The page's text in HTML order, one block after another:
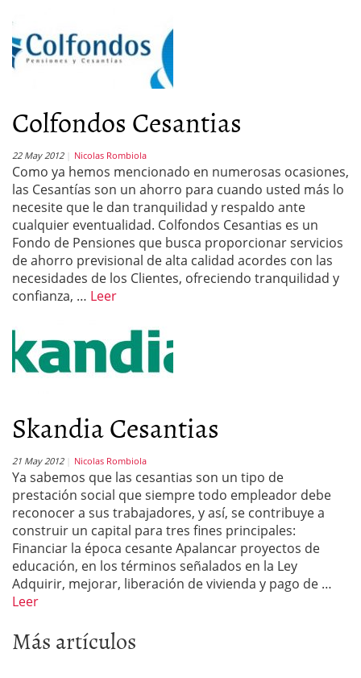
Colfondos Cesantias
22 May 2012 Nicolas Rombiola
Como ya hemos mencionado en numerosas ocasiones,
las Cesantías son un ahorro para cuando usted más lo
necesite que le dan tranquilidad y respaldo ante
cualquier eventualidad. Colfondos Cesantias es un
Fondo de Pensiones que busca proporcionar servicios
de ahorro previsional de alta calidad acordes con las
necesidades de los Clientes, ofreciendo tranquilidad y
confianza, … Leer
Skandia Cesantias
21 May 2012 Nicolas Rombiola
Ya sabemos que las cesantias son un tipo de
prestación social que siempre todo empleador debe
reconocer a sus trabajadores, y así, se contribuye a
construir un capital para tres fines principales:
Financiar la época cesante Apalancar proyectos de
educación, en los términos señalados en la Ley
Adquirir, mejorar, liberación de vivienda y pago de …
Leer
Más artículos